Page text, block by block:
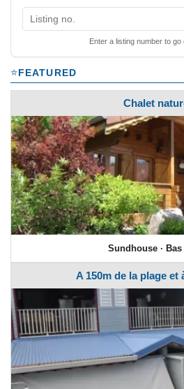
Enter a listing number to go
FEATURED
Chalet
Sundhouse ·
A 150m de la plage